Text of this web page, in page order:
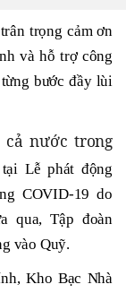
trọng cảm ơn
và hỗ trợ công
bước đầy lùi
nước trong
tại Lễ phát động
COVID-19 do
qua, Tập đoàn
vào Quỹ.
Kho Bạc Nhà